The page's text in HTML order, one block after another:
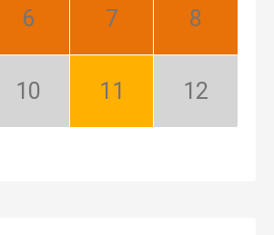
Jún:
Júl:
August:
Október:
November:
December: